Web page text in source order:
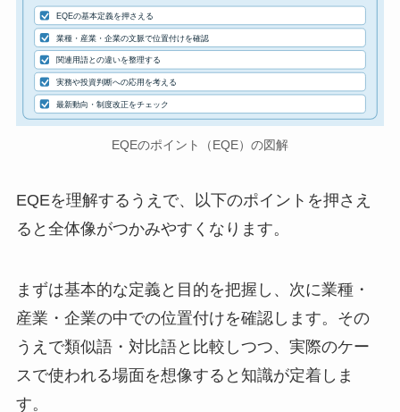
EQEの基本定義を押さえる
業種・産業・企業の文脈で位置付けを確認
関連用語との違いを整理する
実務や投資判断への応用を考える
最新動向・制度改正をチェック
EQEのポイント（EQE）の図解
EQEを理解するうえで、以下のポイントを押さえ
ると全体像がつかみやすくなります。
まずは基本的な定義と目的を把握し、次に業種・
産業・企業の中での位置付けを確認します。その
うえで類似語・対比語と比較しつつ、実際のケー
スで使われる場面を想像すると知識が定着しま
す。